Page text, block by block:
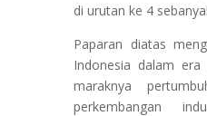
di urutan ke 4
Paparan diatas
Indonesia dalam
maraknya
perkembangan